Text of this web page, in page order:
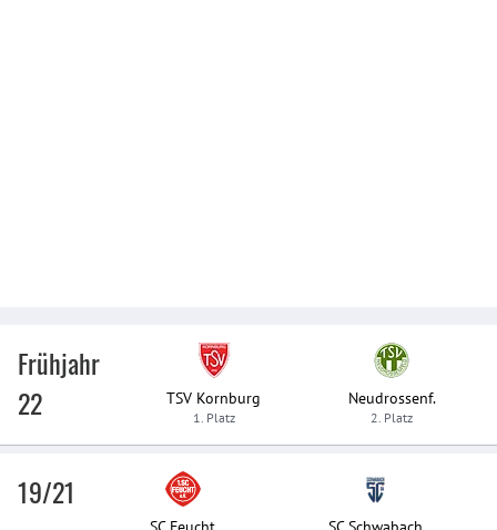
Frühjahr
22
TSV Kornburg
1. Platz
Neudrossenf.
2. Platz
19/21